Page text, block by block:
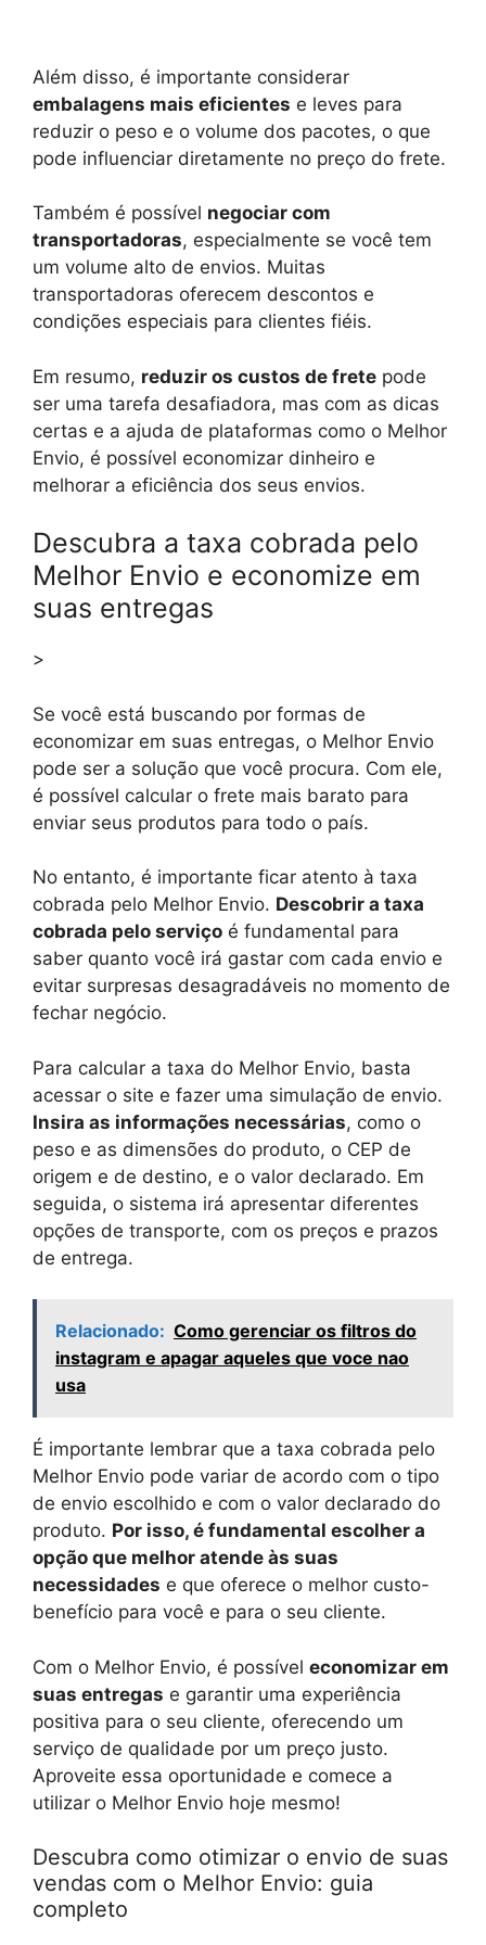
Além disso, é importante considerar
embalagens mais eficientes e leves para
reduzir o peso e o volume dos pacotes, o que
pode influenciar diretamente no preço do frete.
Também é possível negociar com
transportadoras, especialmente se você tem
um volume alto de envios. Muitas
transportadoras oferecem descontos e
condições especiais para clientes fiéis.
Em resumo, reduzir os custos de frete pode
ser uma tarefa desafiadora, mas com as dicas
certas e a ajuda de plataformas como o Melhor
Envio, é possível economizar dinheiro e
melhorar a eficiência dos seus envios.
Descubra a taxa cobrada pelo
Melhor Envio e economize em
suas entregas
>
Se você está buscando por formas de
economizar em suas entregas, o Melhor Envio
pode ser a solução que você procura. Com ele,
é possível calcular o frete mais barato para
enviar seus produtos para todo o país.
No entanto, é importante ficar atento à taxa
cobrada pelo Melhor Envio. Descobrir a taxa
cobrada pelo serviço é fundamental para
saber quanto você irá gastar com cada envio e
evitar surpresas desagradáveis no momento de
fechar negócio.
Para calcular a taxa do Melhor Envio, basta
acessar o site e fazer uma simulação de envio.
Insira as informações necessárias, como o
peso e as dimensões do produto, o CEP de
origem e de destino, e o valor declarado. Em
seguida, o sistema irá apresentar diferentes
opções de transporte, com os preços e prazos
de entrega.
Relacionado: Como gerenciar os filtros do
instagram e apagar aqueles que voce nao
usa
É importante lembrar que a taxa cobrada pelo
Melhor Envio pode variar de acordo com o tipo
de envio escolhido e com o valor declarado do
produto. Por isso, é fundamental escolher a
opção que melhor atende às suas
necessidades e que oferece o melhor custo-
benefício para você e para o seu cliente.
Com o Melhor Envio, é possível economizar em
suas entregas e garantir uma experiência
positiva para o seu cliente, oferecendo um
serviço de qualidade por um preço justo.
Aproveite essa oportunidade e comece a
utilizar o Melhor Envio hoje mesmo!
Descubra como otimizar o envio de suas
vendas com o Melhor Envio: guia
completo